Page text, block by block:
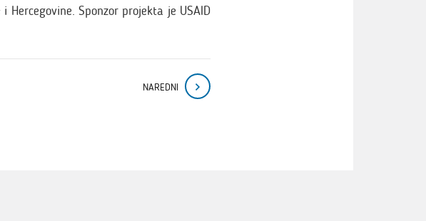
Hercegovine. Sponzor projekta je USAID
NAREDNI